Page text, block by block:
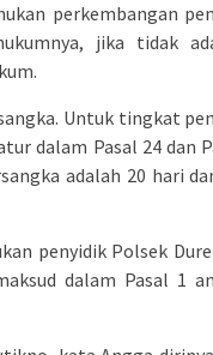
perkembangan
jika tidak
Untuk tingkat
dalam Pasal 24 dan
adalah 20 hari
penyidik Polsek
dalam Pasal 1